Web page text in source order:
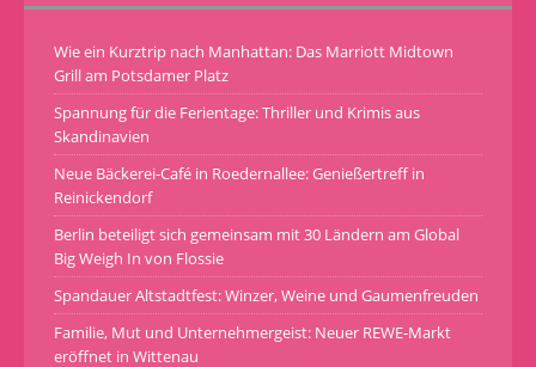
Wie ein Kurztrip nach Manhattan: Das Marriott Midtown
Grill am Potsdamer Platz
Spannung für die Ferientage: Thriller und Krimis aus
Skandinavien
Neue Bäckerei-Café in Roedernallee: Genießertreff in
Reinickendorf
Berlin beteiligt sich gemeinsam mit 30 Ländern am Global
Big Weigh In von Flossie
Spandauer Altstadtfest: Winzer, Weine und Gaumenfreuden
Familie, Mut und Unternehmergeist: Neuer REWE-Markt
eröffnet in Wittenau